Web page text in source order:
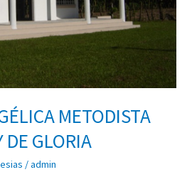
METODISTA
DE GLORIA
/admin